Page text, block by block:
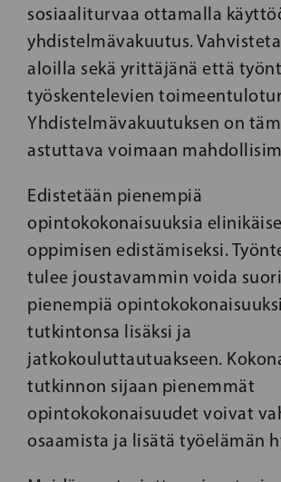
sosiaaliturvaa ottamalla
yhdistelmävakuutus.
aloilla sekä yrittäjänä että
työskentelevien
Yhdistelmävakuutuksen on
astuttava voimaan
Edistetään pienempiä
opintokokonaisuuksia
oppimisen edistämiseksi.
tulee joustavammin voida
pienempiä
tutkintonsa lisäksi ja
jatkokouluttautuakseen.
tutkinnon sijaan pienemmät
opintokokonaisuudet voivat
osaamista ja lisätä työelämän